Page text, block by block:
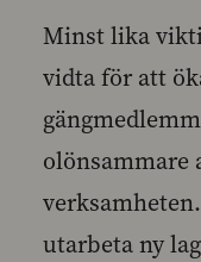
Minst lika
vidta för att
utarbeta ny